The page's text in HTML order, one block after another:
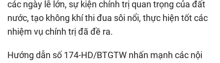
các ngày lễ lớn, sự kiện chính trị quan trọng của đất
nước, tạo không khí thi đua sôi nổi, thực hiện tốt các
nhiệm vụ chính trị đã đề ra.
Hướng dẫn số 174-HD/BTGTW nhấn mạnh các nội